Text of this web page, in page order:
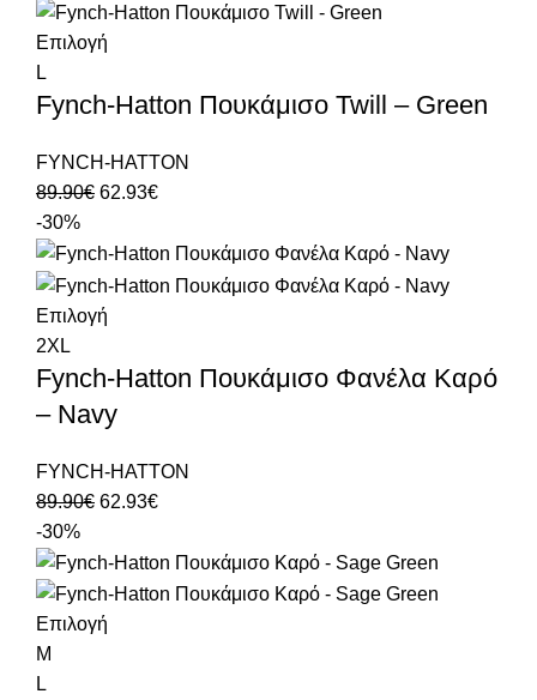
Επιλογή
L
Fynch-Hatton Πουκάμισο Twill – Green
FYNCH-HATTON
89.90€ 62.93€
-30%
Επιλογή
2XL
Fynch-Hatton Πουκάμισο Φανέλα Καρό
– Navy
FYNCH-HATTON
89.90€ 62.93€
-30%
Επιλογή
M
L